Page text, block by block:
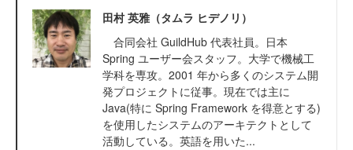
田村 英雅（タムラ ヒデノリ）
合同会社 GuildHub 代表社員。日本
Spring ユーザー会スタッフ。大学で機械工
学科を専攻。2001 年から多くのシステム開
発プロジェクトに従事。現在では主に
Java(特に Spring Framework を得意とする)
を使用したシステムのアーキテクトとして
活動している。英語を用いた...